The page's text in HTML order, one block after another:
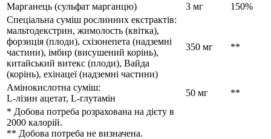
Марганець (сульфат марганцю)
3 мг
150%
Спеціальна суміш рослинних екстрактів:
мальтодекстрин, жимолость (квітка),
форзиція (плоди), схізонепета (надземні
частини), імбир (висушений корінь),
китайський витекс (плоди), Вайда
(корінь), ехінацеї (надземні частини)
350 мг **
Амінокислотна суміш:
L-лізин ацетат, L-глутамін
50 мг
**
* Добова потреба розрахована на дієту в
2000 калорій.
** Добова потреба не визначена.